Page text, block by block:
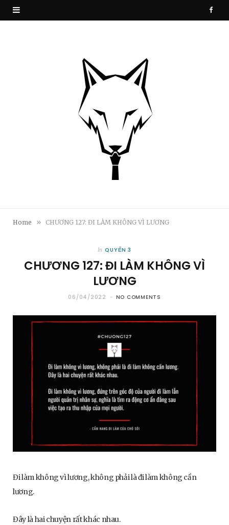
F
Home » CHƯƠNG 127: ĐI LÀM KHÔNG VÌ LƯƠNG
In QUYỂN 3
CHƯƠNG 127: ĐI LÀM KHÔNG VÌ
LƯƠNG
06/04/2022 NO COMMENTS
Đi làm không vì lương, không phải là đi làm không cần
lương.
Đây là hai chuyện rất khác nhau.